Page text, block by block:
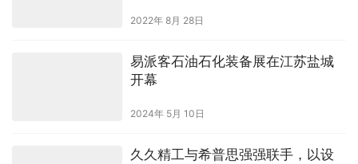
2022年 8月 28日
易派客石油石化装备展在江苏盐城
开幕
2024年 5月 10日
久久精工与希普思强强联手，以设